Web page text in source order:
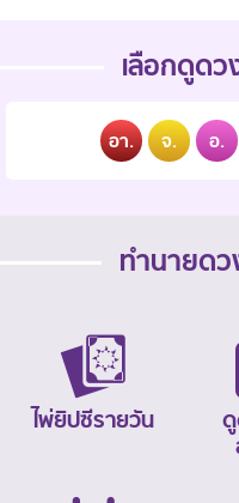
เลือกดูด
อา. จ. อ.
ทำนายดว
ไพ่ยิปซีรายวัน